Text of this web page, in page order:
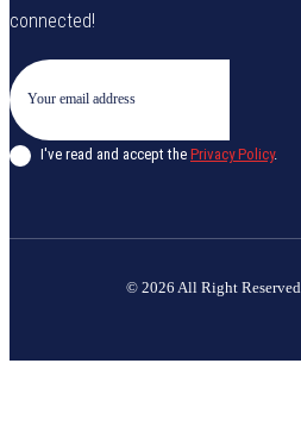
connected!
I've read and accept the Privacy Policy.
© 2026 All Right Reserved.